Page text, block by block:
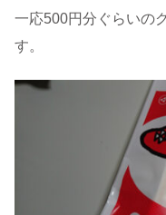
一応500円分ぐらいの
す。